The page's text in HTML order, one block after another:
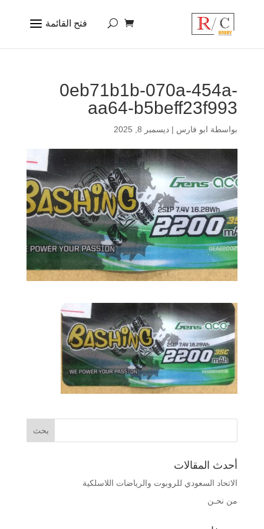
0eb71b1b-070a-454a-
aa64-b5beff23f993
بواسطة ابو فارس | ديسمبر 8, 2025
أحدث المقالات
الاتحاد السعودي للروبوت والرياضات اللاسلكية
من نحـن